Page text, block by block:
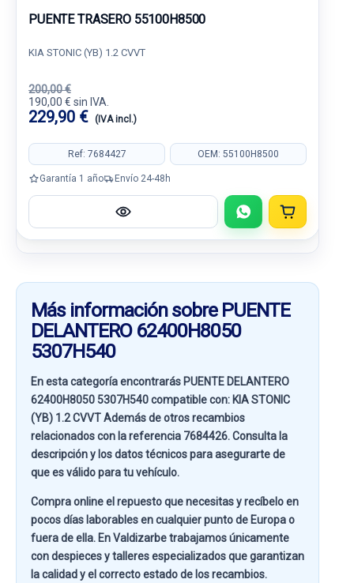
PUENTE TRASERO 55100H8500
KIA STONIC (YB) 1.2 CVVT
200,00 €
190,00 € sin IVA.
229,90 € (IVA incl.)
Ref: 7684427 OEM: 55100H8500
Garantía 1 año Envío 24-48h
Más información sobre PUENTE
DELANTERO 62400H8050
5307H540
En esta categoría encontrarás PUENTE DELANTERO
62400H8050 5307H540 compatible con: KIA STONIC
(YB) 1.2 CVVTAdemás de otros recambios
relacionados con la referencia 7684426. Consulta la
descripción y los datos técnicos para asegurarte de
que es válido para tu vehículo.
Compra online el repuesto que necesitas y recíbelo en
pocos días laborables en cualquier punto de Europa o
fuera de ella. EnValdizarbetrabajamos únicamente
con despieces y talleres especializados que garantizan
la calidad y el correcto estado de los recambios.